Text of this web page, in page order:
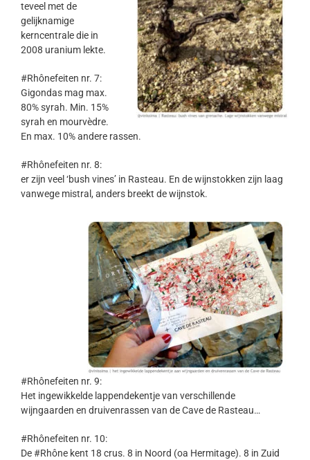
teveel met de
gelijknamige
kerncentrale die in
2008 uranium lekte.
#Rhônefeiten nr. 7:
Gigondas mag max.
80% syrah. Min. 15%
syrah en mourvèdre.
En max. 10% andere rassen.
#Rhônefeiten nr. 8:
er zijn veel ‘bush vines’ in Rasteau. En de wijnstokken zijn laag
vanwege mistral, anders breekt de wijnstok.
#Rhônefeiten nr. 9:
Het ingewikkelde lappendekentje van verschillende
wijngaarden en druivenrassen van de Cave de Rasteau…
#Rhônefeiten nr. 10:
De #Rhône kent 18 crus. 8 in Noord (oa Hermitage). 8 in Zuid